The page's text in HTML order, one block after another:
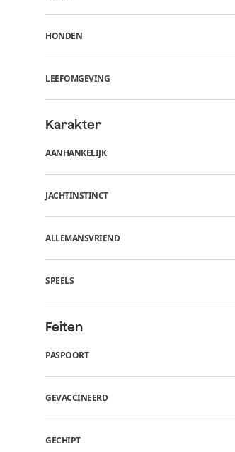
HONDEN
LEEFOMGEVING
Karakter
AANHANKELIJK
JACHTINSTINCT
ALLEMANSVRIEND
SPEELS
Feiten
PASPOORT
GEVACCINEERD
GECHIPT